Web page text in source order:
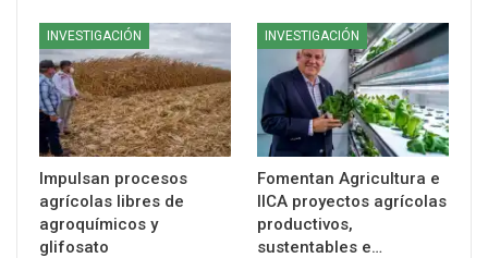
INVESTIGACIÓN
Impulsan procesos
agrícolas libres de
agroquímicos y
glifosato
INVESTIGACIÓN
Fomentan Agricultura e
IICA proyectos agrícolas
productivos,
sustentables e…